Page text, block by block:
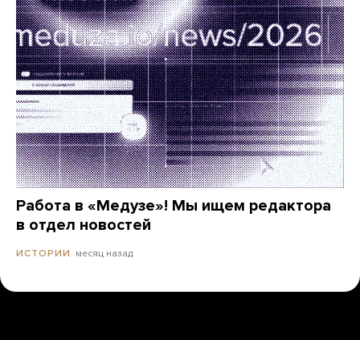
Работа в «Медузе»! Мы ищем редактора
в отдел новостей
ИСТОРИИ месяц назад